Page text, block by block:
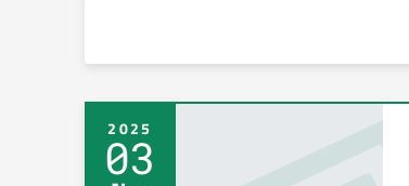
2025
03